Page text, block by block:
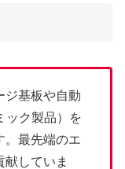
ジ基板や自動
ック製品）を
。最先端のエ
献していま